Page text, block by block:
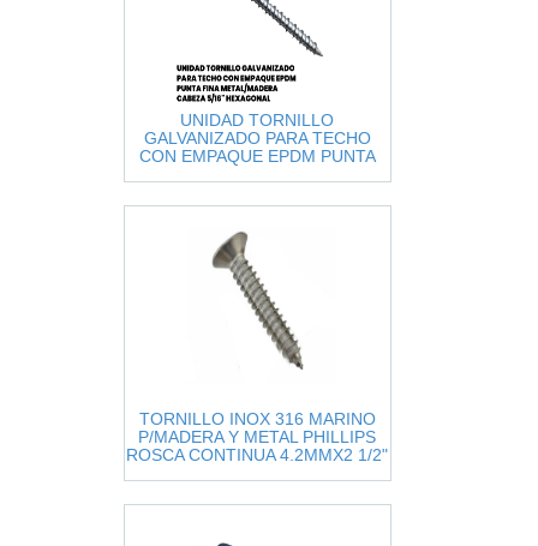
UNIDAD TORNILLO
GALVANIZADO PARA TECHO
CON EMPAQUE EPDM PUNTA
TORNILLO INOX 316 MARINO
P/MADERA Y METAL PHILLIPS
ROSCA CONTINUA 4.2MMX2 1/2"